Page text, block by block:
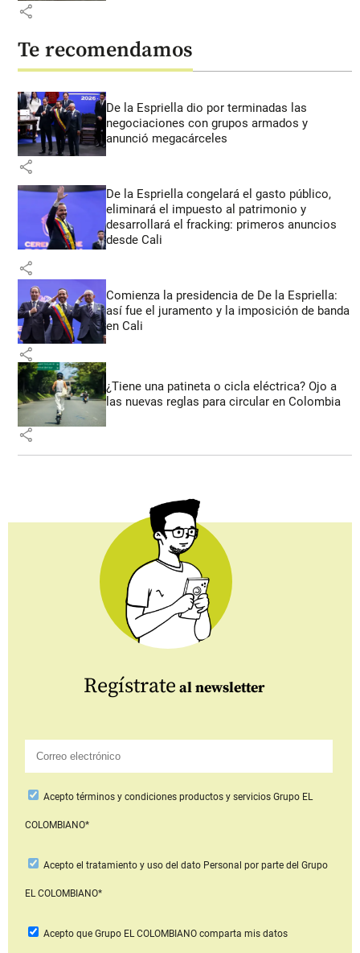
share
Te recomendamos
De la Espriella dio por terminadas las
negociaciones con grupos armados y
anunció megacárceles
share
De la Espriella congelará el gasto público,
eliminará el impuesto al patrimonio y
desarrollará el fracking: primeros anuncios
desde Cali
share
Comienza la presidencia de De la Espriella:
así fue el juramento y la imposición de banda
en Cali
share
¿Tiene una patineta o cicla eléctrica? Ojo a
las nuevas reglas para circular en Colombia
share
Regístrate al newsletter
Aceptotérminos y condiciones productos y serviciosGrupo EL
COLOMBIANO*
Acepto el tratamiento y uso del dato Personal por parte del Grupo
EL COLOMBIANO*
Acepto que Grupo EL COLOMBIANOcomparta mis datos